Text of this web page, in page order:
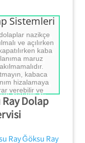
Sistemleri
nazikçe
ve açılırken
kaba
maruz
kabaca
hizalamaya
verebilir ve
pistten
neden olabilir.
Ray Dolap
Tamiri
Sistemleri
Tamiri.
Usta )))
858 1312
Dolap
RayĞöksu Ray